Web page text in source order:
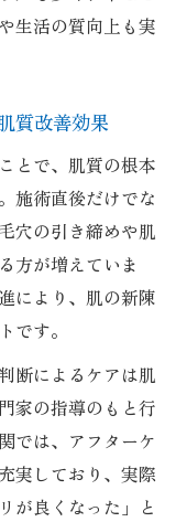
生活の質向上も実
質改善効果
とで、肌質の根本
施術直後だけでな
穴の引き締めや肌
方が増えていま
により、肌の新陳
です。
断によるケアは肌
家の指導のもと行
では、アフターケ
実しており、実際
が良くなった」と